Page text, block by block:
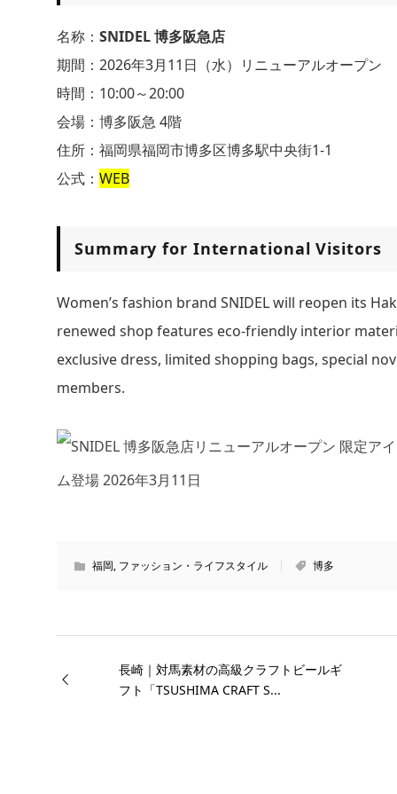
名称： SNIDEL 博多阪急店
期間：2026年3月11日（水）リニューアルオープン
時間：10:00～20:00
会場：博多阪急 4階
住所：福岡県福岡市博多区博多駅中央街1-1
公式： WEB
Summary for International Visitors
Women’s fashion brand SNIDEL will reopen its
renewed shop features eco-friendly interior
exclusive dress, limited shopping bags, special
members.
福岡, ファッション・ライフスタイル 博多
長崎｜対馬素材の高級クラフトビールギ
フト「TSUSHIMA CRAFT S...